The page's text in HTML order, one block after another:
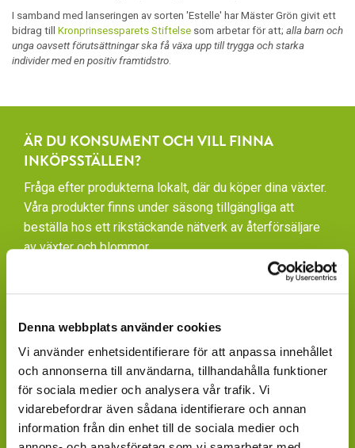
Denna webbplats använder cookies
Vi använder enhetsidentifierare för att anpassa innehållet
och annonserna till användarna, tillhandahålla funktioner
för sociala medier och analysera vår trafik. Vi
vidarebefordrar även sådana identifierare och annan
information från din enhet till de sociala medier och
I samband med lanseringen av sorten 'Estelle' har Mäster Grön givit ett
bidrag till Kronprinsessparets Stiftelse som arbetar för att; alla barn och
unga oavsett förutsättningar ska få växa upp till trygga och starka
individer med en positiv framtidstro
ÄR DU KONSUMENT OCH VILL FINNA
INKÖPSSTÄLLEN?
Fråga efter produkterna lokalt, där du köper dina växter.
Våra produkter finns under säsong tillgängliga att
beställa hos ett rikstäckande nätverk av återförsäljare
av växter och blommor.
GARDENCENTER: Blomsterlandet, Granngården,
Hornbach, Plantagen, Bauhaus, Bogrönt och många
LIVSMEDELSBUTIKER: Dagligvaruhandelskedjorna
tillhandahåller ett begränsat utbud.
BLOMSTERBUTIKER: Blomster- och Livsstilsbutiker
presenterar ett personligt utbud och kan beställa hem
på din förfrågan.